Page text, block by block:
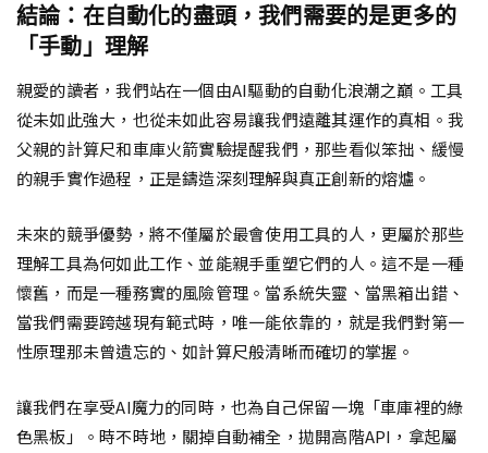
結論：在自動化的盡頭，我們需要的是更多的
「手動」理解
親愛的讀者，我們站在一個由AI驅動的自動化浪潮之巔。工具
從未如此強大，也從未如此容易讓我們遠離其運作的真相。我
父親的計算尺和車庫火箭實驗提醒我們，那些看似笨拙、緩慢
的親手實作過程，正是鑄造深刻理解與真正創新的熔爐。
未來的競爭優勢，將不僅屬於最會使用工具的人，更屬於那些
理解工具為何如此工作、並能親手重塑它們的人。這不是一種
懷舊，而是一種務實的風險管理。當系統失靈、當黑箱出錯、
當我們需要跨越現有範式時，唯一能依靠的，就是我們對第一
性原理那未曾遺忘的、如計算尺般清晰而確切的掌握。
讓我們在享受AI魔力的同時，也為自己保留一塊「車庫裡的綠
色黑板」。時不時地，關掉自動補全，拋開高階API，拿起屬